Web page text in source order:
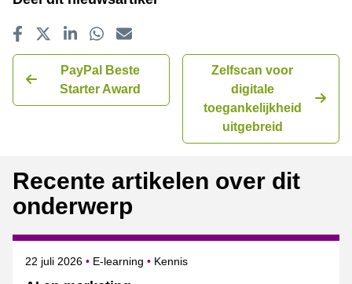
Delen op Facebook
TweetDelen op LinkedIn
Delen op WhatsApp
E-mailadres
PayPal Beste
Starter Award
Zelfscan voor
digitale
toegankelijkheid
uitgebreid
Recente artikelen over dit
onderwerp
Gepubliceerd op
22 juli 2026 E-learning Onderwerpen
Kennis